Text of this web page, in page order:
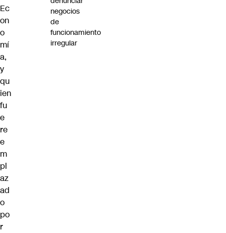
Ec
on
o
mí
a,
y
qu
ien
fu
e
re
e
m
pl
az
ad
o
po
r
negocios
de
funcionamiento
irregular